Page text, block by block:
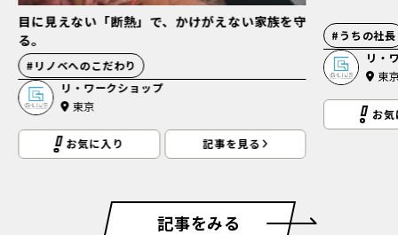
目に見えない「断熱」で、かけがえない家族を守
る。
#リノベへのこだわり
リ・ワークショップ
東京
お気に入り 記事を見る
#うちの社長
リ・
東
お
記事をみる